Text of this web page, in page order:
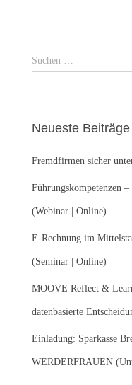
S
u
n
a
h
:
Suchen …
Neueste Beiträge
Fremdfirmen sicher
Führungskompetenzen
(Webinar | Online)
E-Rechnung im
(Seminar | Online)
MOOVE Reflect &
datenbasierte
Einladung: Sparkasse
WERDERFRAUEN